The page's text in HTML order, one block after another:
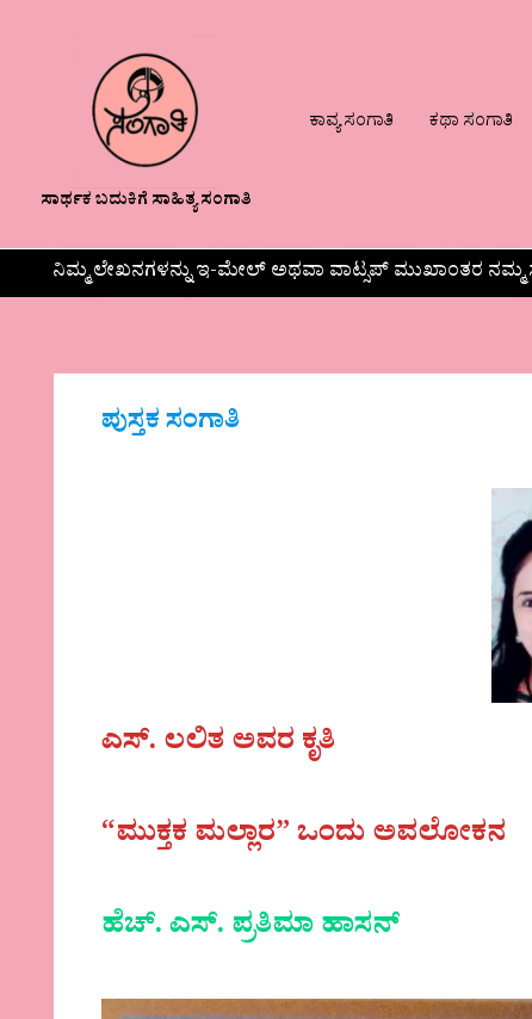
ಸಾರ್ಥಕ ಬದುಕಿಗೆ ಸಾಹಿತ್ಯ ಸಂಗಾತಿ
ಕಾವ್ಯ ಸಂಗಾತಿ ಕಥಾ ಸಂಗಾತಿ
ನಿಮ್ಮ ಲೇಖನಗಳನ್ನು ಇ-ಮೇಲ್ ಅಥವಾ ವಾಟ್ಸಪ್ ಮುಖಾಂತರ
ಪುಸ್ತಕ ಸಂಗಾತಿ
ಎಸ್. ಲಲಿತ ಅವರ ಕೃತಿ
“ಮುಕ್ತಕ ಮಲ್ಲಾರ” ಒಂದು ಅವಲೋಕನ
ಹೆಚ್. ಎಸ್. ಪ್ರತಿಮಾ ಹಾಸನ್